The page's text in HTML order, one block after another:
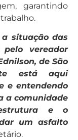
garantindo
situação das
vereador
de São
está aqui
e entendendo
a comunidade
e o
um asfalto